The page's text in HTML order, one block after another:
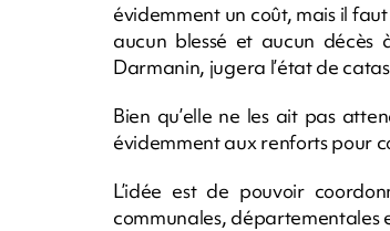
évidemment un coût, mais il
aucun blessé et aucun décès
Darmanin, jugera l’état de
Bien qu’elle ne les ait pas
évidemment aux renforts pour
L’idée est de pouvoir
communales, départementales